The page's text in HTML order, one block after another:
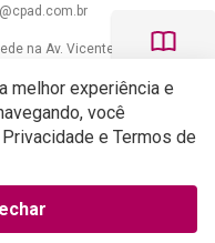
na Av. Vicente de Carvalho,
com sede na Av. Brasil,
- RJCNPJ
melhor experiência e
você
e Termos de